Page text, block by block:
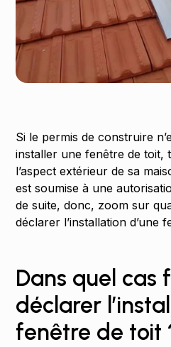
Si le permis de construire
installer une fenêtre de toit,
l’aspect extérieur de sa
est soumise à une
de suite, donc, zoom sur
déclarer l’installation d’une
Dans quel cas
déclarer
fenêtre de toit